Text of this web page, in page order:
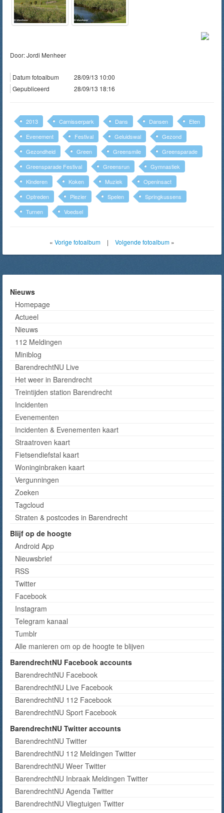
Door: Jordi Menheer
Datum fotoalbum
28/09/13 10:00
Gepubliceerd
28/09/13 18:16
2013 Carnisserpark Dans Dansen
Eten
Evenement
Festival Geluidswal
Gezond
Gezondheid
Green Greensmile
Greensparade
Greensparade Festival
Greensrun
Gymnastiek
Kinderen
Koken Muziek
Openinsact
Optreden
Plezier Spelen
Springkussens
Turnen
Voedsel
« Vorige fotoalbum | Volgende fotoalbum »
Nieuws
Homepage
Actueel
Nieuws
112 Meldingen
Miniblog
BarendrechtNU Live
Het weer in Barendrecht
Treintijden station Barendrecht
Incidenten
Evenementen
Incidenten & Evenementen kaart
Straatroven kaart
Fietsendiefstal kaart
Woninginbraken kaart
Vergunningen
Zoeken
Tagcloud
Straten & postcodes in Barendrecht
Blijf op de hoogte
Android App
Nieuwsbrief
RSS
Twitter
Facebook
Instagram
Telegram kanaal
Tumblr
Alle manieren om op de hoogte te blijven
BarendrechtNU Facebook accounts
BarendrechtNU Facebook
BarendrechtNU Live Facebook
BarendrechtNU 112 Facebook
BarendrechtNU Sport Facebook
BarendrechtNU Twitter accounts
BarendrechtNU Twitter
BarendrechtNU 112 Meldingen Twitter
BarendrechtNU Weer Twitter
BarendrechtNU Inbraak Meldingen Twitter
BarendrechtNU Agenda Twitter
BarendrechtNU Vliegtuigen Twitter